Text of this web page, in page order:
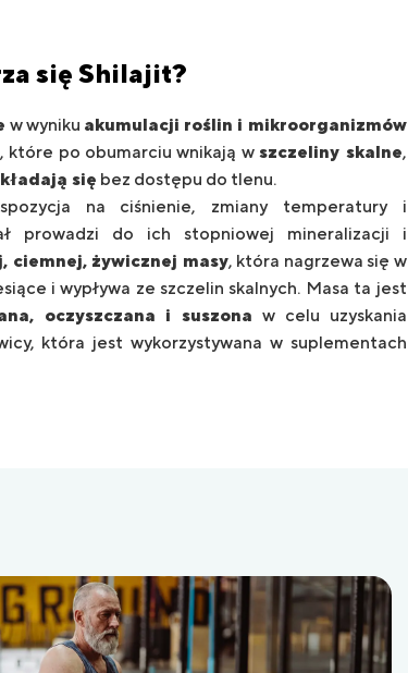
się Shilajit?
w wyniku akumulacji roślin i mikroorganizmów
, które po obumarciu wnikają wszczeliny skalne,
się bez dostępu do tlenu.
na ciśnienie, zmiany temperatury i
prowadzi do ich stopniowej mineralizacji i
ciemnej, żywicznej masy, która nagrzewa się w
i wypływa ze szczelin skalnych. Masa ta jest
oczyszczana i suszona w celu uzyskania
która jest wykorzystywana w suplementach